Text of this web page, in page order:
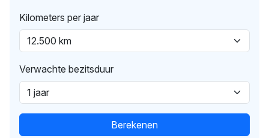
Kilometers per jaar
Verwachte bezitsduur
Berekenen